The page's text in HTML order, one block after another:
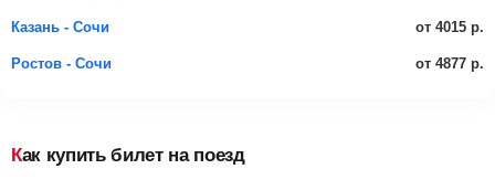
Казань - Сочи от 4015 р.
Ростов - Сочи от 4877 р.
Как купить билет на поезд